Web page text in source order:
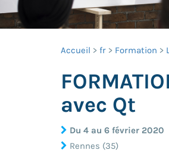
Accueil fr Formation
avec Qt
Du 4 au 6 février 2020
Rennes (35)